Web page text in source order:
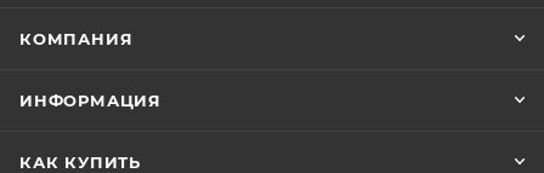
КОМПАНИЯ
ИНФОРМАЦИЯ
КАК КУПИТЬ